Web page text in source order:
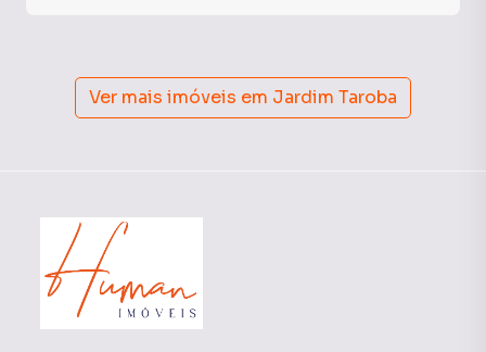
Ver mais imóveis em Jardim Taroba